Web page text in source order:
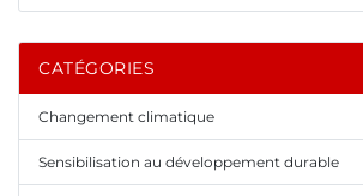
CATÉGORIES
Changement climatique
Sensibilisation au développement durable